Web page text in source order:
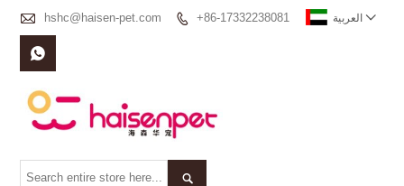
 hshc@haisen-pet.com  +86-17332238081 العربية 

